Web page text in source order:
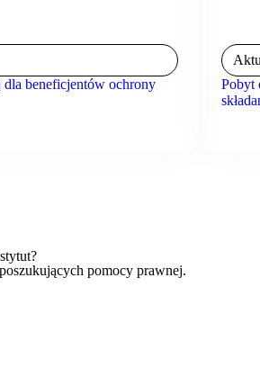
beneficjentów ochrony
Pobyt
pomocy prawnej.